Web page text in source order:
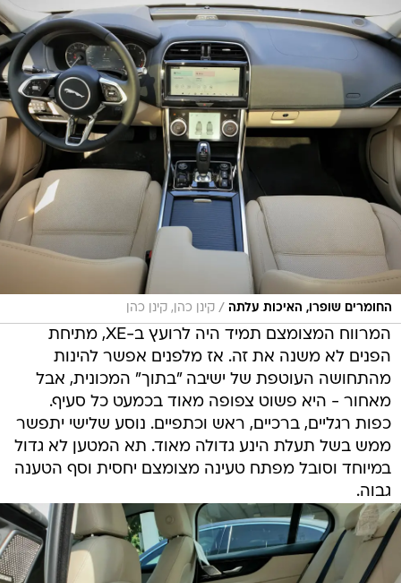
החומרים שופרו, האיכות עלתה / קינן כהן, קינן כהן
המרווח המצומצם תמיד היה לרועץ ב-XE, מתיחת
הפנים לא משנה את זה. אז מלפנים אפשר להינות
מהתחושה העוטפת של ישיבה "בתוך" המכונית, אבל
מאחור - היא פשוט צפופה מאוד בכמעט כל סעיף.
כפות רגליים, ברכיים, ראש וכתפיים. נוסע שלישי יתפשר
ממש בשל תעלת הינע גדולה מאוד. תא המטען לא גדול
במיוחד וסובל מפתח טעינה מצומצם יחסית וסף הטענה
גבוה.